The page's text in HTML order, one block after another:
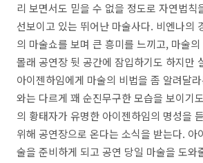
리 보면서도 믿을 수 없을 정도로 자연법칙
선보이고 있는 뛰어난 마술사다. 비엔나의
의 마술쇼를 보며 큰 흥미를 느끼고, 마술
몰래 공연장 뒷 공간에 잠입하기도 하지만
아이젠하임에게 마술의 비법을 좀 알려달
와는 다르게 꽤 순진무구한 모습을 보이기
의 황태자가 유명한 아이젠하임의 명성을
위해 공연장으로 온다는 소식을 받는다. 아
술을 준비하게 되고 공연 당일 마술을 도와